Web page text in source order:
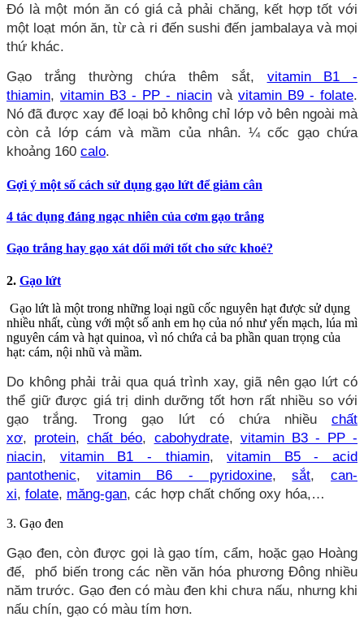
Đó là một món ăn có giá cả phải chăng, kết hợp tốt với
một loạt món ăn, từ cà ri đến sushi đến jambalaya và mọi
thứ khác.
Gạo trắng thường chứa thêm sắt, vitamin B1 -
thiamin, vitamin B3 - PP - niacin và vitamin B9 - folate.
Nó đã được xay để loại bỏ không chỉ lớp vỏ bên ngoài mà
còn cả lớp cám và mầm của nhân. ¼ cốc gạo chứa
khoảng 160 calo.
Gợi ý một số cách sử dụng gạo lứt để giảm cân
4 tác dụng đáng ngạc nhiên của cơm gạo trắng
Gạo trắng hay gạo xát dối mới tốt cho sức khoẻ?
2. Gạo lứt
Gạo lứt là một trong những loại ngũ cốc nguyên hạt được sử dụng
nhiều nhất, cùng với một số anh em họ của nó như yến mạch, lúa mì
nguyên cám và hạt quinoa, vì nó chứa cả ba phần quan trọng của
hạt: cám, nội nhũ và mầm.
Do không phải trải qua quá trình xay, giã nên gạo lứt có
thể giữ được giá trị dinh dưỡng tốt hơn rất nhiều so với
gạo trắng. Trong gạo lứt có chứa nhiều chất
xơ, protein,chất béo, cabohydrate, vitamin B3 - PP -
niacin, vitamin B1 - thiamin,vitamin B5 - acid
pantothenic, vitamin B6 - pyridoxine,sắt,can-
xi, folate, măng-gan, các hợp chất chống oxy hóa,…
3. Gạo đen
Gạo đen, còn được gọi là gạo tím, cẩm, hoặc gạo Hoàng
đế, phổ biến trong các nền văn hóa phương Đông nhiều
năm trước. Gạo đen có màu đen khi chưa nấu, nhưng khi
nấu chín, gạo có màu tím hơn.